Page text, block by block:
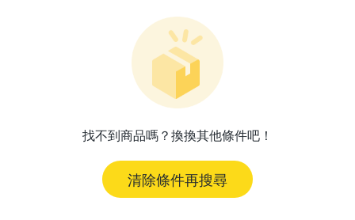
找不到商品嗎？換換其他條件吧！
清除條件再搜尋